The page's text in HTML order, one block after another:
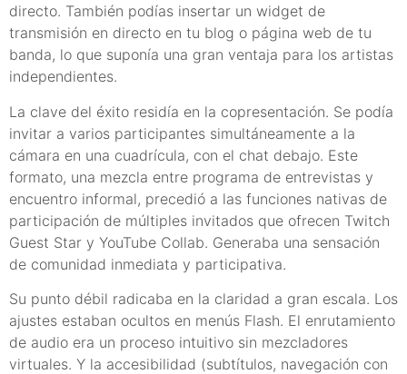
directo. También podías insertar un widget de
transmisión en directo en tu blog o página web de tu
banda, lo que suponía una gran ventaja para los artistas
independientes.
La clave del éxito residía en la copresentación. Se podía
invitar a varios participantes simultáneamente a la
cámara en una cuadrícula, con el chat debajo. Este
formato, una mezcla entre programa de entrevistas y
encuentro informal, precedió a las funciones nativas de
participación de múltiples invitados que ofrecen Twitch
Guest Star y YouTube Collab. Generaba una sensación
de comunidad inmediata y participativa.
Su punto débil radicaba en la claridad a gran escala. Los
ajustes estaban ocultos en menús Flash. El enrutamiento
de audio era un proceso intuitivo sin mezcladores
virtuales. Y la accesibilidad (subtítulos, navegación con